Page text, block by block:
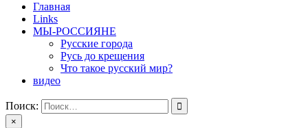
Главная
Links
МЫ-РОССИЯНЕ
Русские города
Русь до крещения
Что такое русский мир?
видео
Поиск:
×